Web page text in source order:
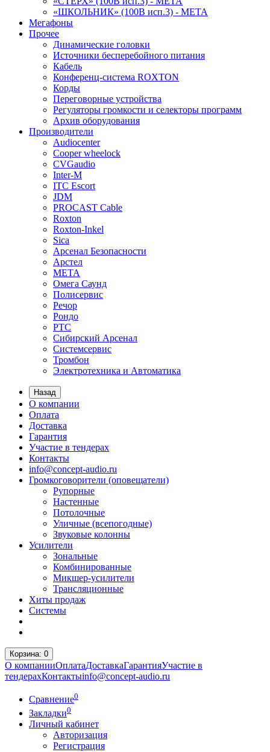
«ШКОЛЬНИК» (100В исп.3) - МЕТА
Мегафоны
Прочее
Динамические головки
Источники бесперебойного питания
Кабель
Конференц-система ROXTON
Корды
Переговорные устройства
Регуляторы громкости и селекторы программ
Архив оборудования
Производители
Audiocenter
Cooper wheelock
CVGaudio
Inter-M
ITC Escort
JDM
PROCAST Cable
Roxton
Roxton-Inkel
Sica
Арсенал Безопасности
Арстел
МЕТА
Омега Саунд
Полисервис
Речор
Рондо
РТС
Сибирский Арсенал
Системсервис
Тромбон
Электротехника и Автоматика
Назад
О компании
Оплата
Доставка
Гарантия
Участие в тендерах
Контакты
info@concept-audio.ru
Громкоговорители (оповещатели)
Рупорные
Настенные
Потолочные
Уличные (всепогодные)
Звуковые колонны
Усилители
Зональные
Комбинированные
Микшер-усилители
Трансляционные
Хиты продаж
Системы
Корзина: 0
О компанииОплатаДоставкаГарантияУчастие в
тендерахКонтактыinfo@concept-audio.ru
Сравнение0
Закладки0
Личный кабинет
Авторизация
Регистрация